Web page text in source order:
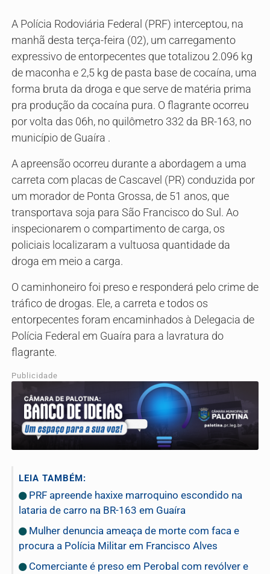
A Polícia Rodoviária Federal (PRF) interceptou, na
manhã desta terça-feira (02), um carregamento
expressivo de entorpecentes que totalizou 2.096 kg
de maconha e 2,5 kg de pasta base de cocaína, uma
forma bruta da droga e que serve de matéria prima
pra produção da cocaína pura. O flagrante ocorreu
por volta das 06h, no quilômetro 332 da BR-163, no
município de Guaíra .
A apreensão ocorreu durante a abordagem a uma
carreta com placas de Cascavel (PR) conduzida por
um morador de Ponta Grossa, de 51 anos, que
transportava soja para São Francisco do Sul. Ao
inspecionarem o compartimento de carga, os
policiais localizaram a vultuosa quantidade da
droga em meio a carga.
O caminhoneiro foi preso e responderá pelo crime de
tráfico de drogas. Ele, a carreta e todos os
entorpecentes foram encaminhados à Delegacia de
Polícia Federal em Guaíra para a lavratura do
flagrante.
Publicidade
LEIA TAMBÉM:
PRF apreende haxixe marroquino escondido na
lataria de carro na BR-163 em Guaíra
Mulher denuncia ameaça de morte com faca e
procura a Polícia Militar em Francisco Alves
Comerciante é preso em Perobal com revólver e